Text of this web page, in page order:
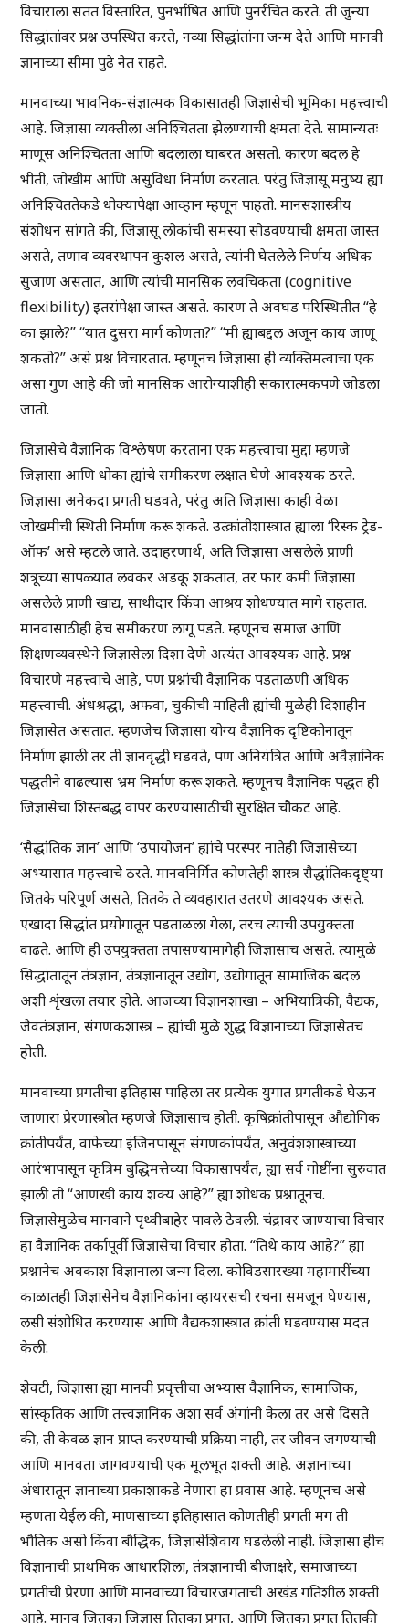
विचाराला सतत विस्तारित, पुनर्भाषित आणि पुनर्रचित करते. ती जुन्या
सिद्धांतांवर प्रश्न उपस्थित करते, नव्या सिद्धांतांना जन्म देते आणि मानवी
ज्ञानाच्या सीमा पुढे नेत राहते.
मानवाच्या भावनिक-संज्ञात्मक विकासातही जिज्ञासेची भूमिका महत्त्वाची
आहे. जिज्ञासा व्यक्तीला अनिश्चितता झेलण्याची क्षमता देते. सामान्यतः
माणूस अनिश्चितता आणि बदलाला घाबरत असतो. कारण बदल हे
भीती, जोखीम आणि असुविधा निर्माण करतात. परंतु जिज्ञासू मनुष्य ह्या
अनिश्चिततेकडे धोक्यापेक्षा आव्हान म्हणून पाहतो. मानसशास्त्रीय
संशोधन सांगते की, जिज्ञासू लोकांची समस्या सोडवण्याची क्षमता जास्त
असते, तणाव व्यवस्थापन कुशल असते, त्यांनी घेतलेले निर्णय अधिक
सुजाण असतात, आणि त्यांची मानसिक लवचिकता (cognitive
flexibility) इतरांपेक्षा जास्त असते. कारण ते अवघड परिस्थितीत “हे
का झाले?” “यात दुसरा मार्ग कोणता?” “मी ह्याबद्दल अजून काय जाणू
शकतो?” असे प्रश्न विचारतात. म्हणूनच जिज्ञासा ही व्यक्तिमत्वाचा एक
असा गुण आहे की जो मानसिक आरोग्याशीही सकारात्मकपणे जोडला
जातो.
जिज्ञासेचे वैज्ञानिक विश्लेषण करताना एक महत्त्वाचा मुद्दा म्हणजे
जिज्ञासा आणि धोका ह्यांचे समीकरण लक्षात घेणे आवश्यक ठरते.
जिज्ञासा अनेकदा प्रगती घडवते, परंतु अति जिज्ञासा काही वेळा
जोखमीची स्थिती निर्माण करू शकते. उत्क्रांतीशास्त्रात ह्याला ‘रिस्क ट्रेड-
ऑफ’ असे म्हटले जाते. उदाहरणार्थ, अति जिज्ञासा असलेले प्राणी
शत्रूच्या सापळ्यात लवकर अडकू शकतात, तर फार कमी जिज्ञासा
असलेले प्राणी खाद्य, साथीदार किंवा आश्रय शोधण्यात मागे राहतात.
मानवासाठीही हेच समीकरण लागू पडते. म्हणूनच समाज आणि
शिक्षणव्यवस्थेने जिज्ञासेला दिशा देणे अत्यंत आवश्यक आहे. प्रश्न
विचारणे महत्त्वाचे आहे, पण प्रश्नांची वैज्ञानिक पडताळणी अधिक
महत्त्वाची. अंधश्रद्धा, अफवा, चुकीची माहिती ह्यांची मुळेही दिशाहीन
जिज्ञासेत असतात. म्हणजेच जिज्ञासा योग्य वैज्ञानिक दृष्टिकोनातून
निर्माण झाली तर ती ज्ञानवृद्धी घडवते, पण अनियंत्रित आणि अवैज्ञानिक
पद्धतीने वाढल्यास भ्रम निर्माण करू शकते. म्हणूनच वैज्ञानिक पद्धत ही
जिज्ञासेचा शिस्तबद्ध वापर करण्यासाठीची सुरक्षित चौकट आहे.
‘सैद्धांतिक ज्ञान’ आणि ‘उपायोजन’ ह्यांचे परस्पर नातेही जिज्ञासेच्या
अभ्यासात महत्त्वाचे ठरते. मानवनिर्मित कोणतेही शास्त्र सैद्धांतिकदृष्ट्या
जितके परिपूर्ण असते, तितके ते व्यवहारात उतरणे आवश्यक असते.
एखादा सिद्धांत प्रयोगातून पडताळला गेला, तरच त्याची उपयुक्तता
वाढते. आणि ही उपयुक्तता तपासण्यामागेही जिज्ञासाच असते. त्यामुळे
सिद्धांतातून तंत्रज्ञान, तंत्रज्ञानातून उद्योग, उद्योगातून सामाजिक बदल
अशी शृंखला तयार होते. आजच्या विज्ञानशाखा – अभियांत्रिकी, वैद्यक,
जैवतंत्रज्ञान, संगणकशास्त्र – ह्यांची मुळे शुद्ध विज्ञानाच्या जिज्ञासेतच
होती.
मानवाच्या प्रगतीचा इतिहास पाहिला तर प्रत्येक युगात प्रगतीकडे घेऊन
जाणारा प्रेरणास्त्रोत म्हणजे जिज्ञासाच होती. कृषिक्रांतीपासून औद्योगिक
क्रांतीपर्यंत, वाफेच्या इंजिनपासून संगणकांपर्यंत, अनुवंशशास्त्राच्या
आरंभापासून कृत्रिम बुद्धिमत्तेच्या विकासापर्यंत, ह्या सर्व गोष्टींना सुरुवात
झाली ती “आणखी काय शक्य आहे?” ह्या शोधक प्रश्नातूनच.
जिज्ञासेमुळेच मानवाने पृथ्वीबाहेर पावले ठेवली. चंद्रावर जाण्याचा विचार
हा वैज्ञानिक तर्कापूर्वी जिज्ञासेचा विचार होता. “तिथे काय आहे?” ह्या
प्रश्नानेच अवकाश विज्ञानाला जन्म दिला. कोविडसारख्या महामारींच्या
काळातही जिज्ञासेनेच वैज्ञानिकांना व्हायरसची रचना समजून घेण्यास,
लसी संशोधित करण्यास आणि वैद्यकशास्त्रात क्रांती घडवण्यास मदत
केली.
शेवटी, जिज्ञासा ह्या मानवी प्रवृत्तीचा अभ्यास वैज्ञानिक, सामाजिक,
सांस्कृतिक आणि तत्त्वज्ञानिक अशा सर्व अंगांनी केला तर असे दिसते
की, ती केवळ ज्ञान प्राप्त करण्याची प्रक्रिया नाही, तर जीवन जगण्याची
आणि मानवता जागवण्याची एक मूलभूत शक्ती आहे. अज्ञानाच्या
अंधारातून ज्ञानाच्या प्रकाशाकडे नेणारा हा प्रवास आहे. म्हणूनच असे
म्हणता येईल की, माणसाच्या इतिहासात कोणतीही प्रगती मग ती
भौतिक असो किंवा बौद्धिक, जिज्ञासेशिवाय घडलेली नाही. जिज्ञासा हीच
विज्ञानाची प्राथमिक आधारशिला, तंत्रज्ञानाची बीजाक्षरे, समाजाच्या
प्रगतीची प्रेरणा आणि मानवाच्या विचारजगताची अखंड गतिशील शक्ती
आहे. मानव जितका जिज्ञासू तितका प्रगत, आणि जितका प्रगत तितकी